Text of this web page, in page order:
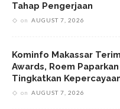
Tahap Pengerjaan
on AUGUST 7, 2026
Kominfo Makassar
Awards, Roem
Tingkatkan
on AUGUST 7, 2026